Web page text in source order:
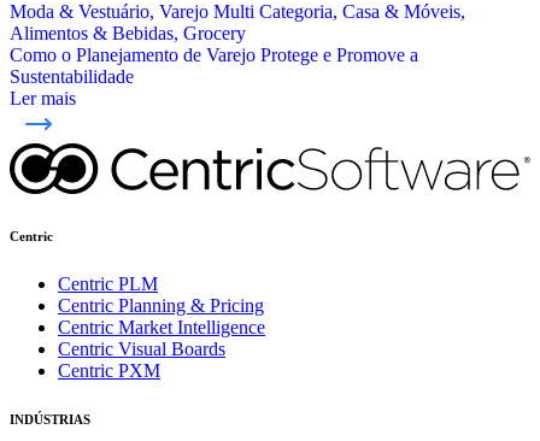
Moda & Vestuário, Varejo Multi Categoria, Casa & Móveis,
Alimentos & Bebidas, Grocery
Como o Planejamento de Varejo Protege e Promove a
Sustentabilidade
Ler mais
Centric
Centric PLM
Centric Planning & Pricing
Centric Market Intelligence
Centric Visual Boards
Centric PXM
INDÚSTRIAS